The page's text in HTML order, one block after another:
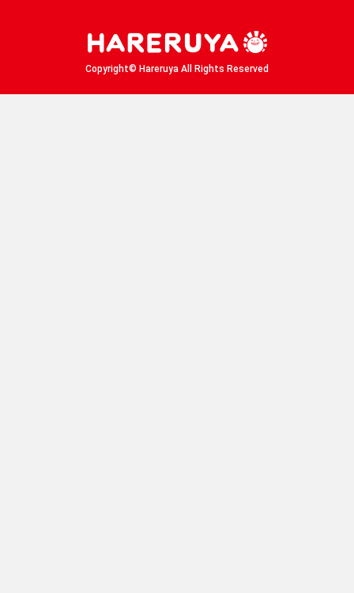
Copyright© Hareruya All Rights Reserved